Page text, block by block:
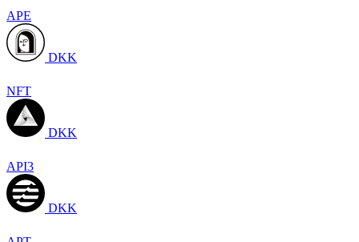
APE
DKK
NFT
DKK
API3
DKK